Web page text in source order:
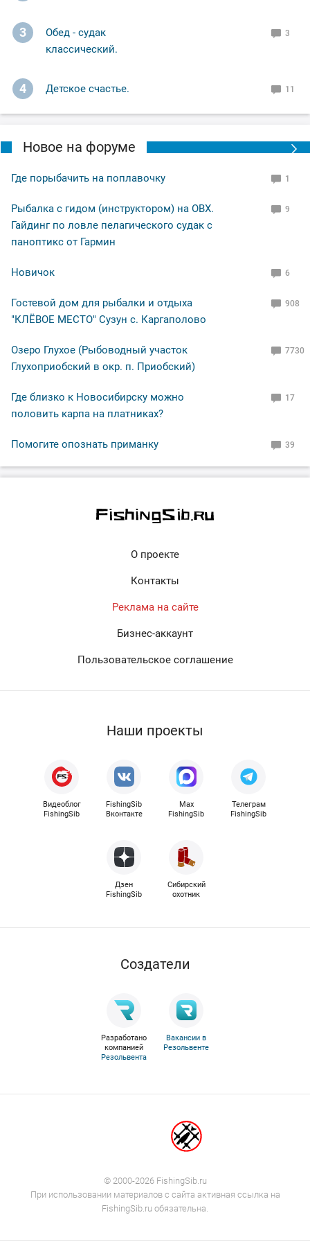
что могу сказать: - Херабуна рулит !!! Всем добра.
3
Обед - судак
классический.
3
4 Детское счастье. 11
Новое на форуме
Где порыбачить на поплавочку 1
Рыбалка с гидом (инструктором) на ОВХ.
Гайдинг по ловле пелагического судак с
паноптикс от Гармин
9
Новичок 6
Гостевой дом для рыбалки и отдыха
"КЛЁВОЕ МЕСТО" Сузун с. Каргаполово
908
Озеро Глухое (Рыбоводный участок
Глухоприобский в окр. п. Приобский)
7730
Где близко к Новосибирску можно
половить карпа на платниках?
17
Помогите опознать приманку 39
О проекте
Контакты
Реклама на сайте
Бизнес-аккаунт
Пользовательское соглашение
Наши проекты
Видеоблог
FishingSib
FishingSib
Вконтакте
Max
FishingSib
Телеграм
FishingSib
Дзен
FishingSib
Сибирский
охотник
Cоздатели
Разработано
компанией
Резольвента
Вакансии в
Резольвенте
© 2000-2026 FishingSib.ru
При использовании материалов с сайта активная ссылка на
FishingSib.ru обязательна.